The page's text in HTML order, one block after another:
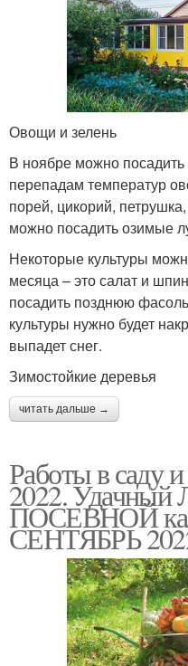
Овощи и зелень
В ноябре можно
перепадам температур
порей, цикорий,
можно посадить озимые
Некоторые культуры
месяца – это салат и
посадить позднюю
культуры нужно будет
выпадет снег.
Зимостойкие деревья
читать дальше →
Работы в саду
2022.
ПОСЕВНОЙ
СЕНТЯБРЬ